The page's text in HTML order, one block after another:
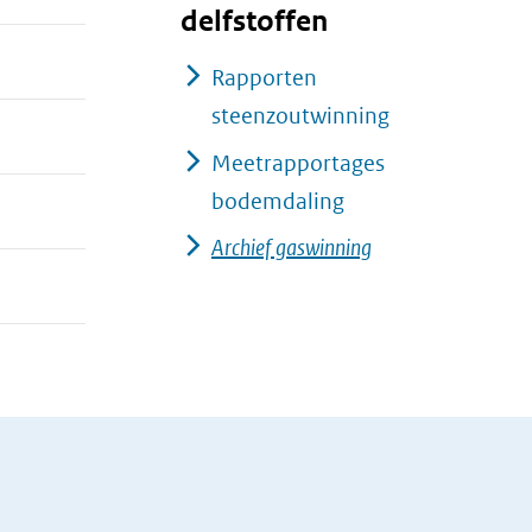
delfstoffen
Rapporten
steenzoutwinning
Meetrapportages
bodemdaling
Archief gaswinning